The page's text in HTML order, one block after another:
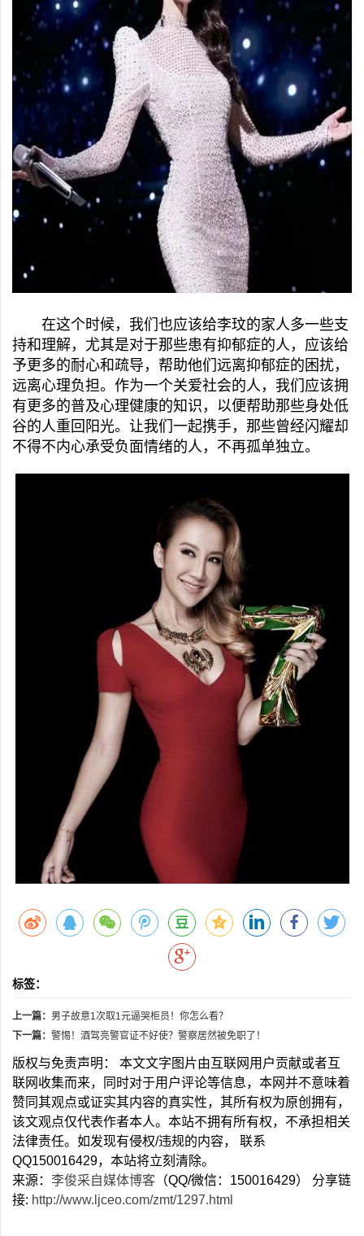
在这个时候，我们也应该给李玟的家人多一些支
持和理解，尤其是对于那些患有抑郁症的人，应该给
予更多的耐心和疏导，帮助他们远离抑郁症的困扰，
远离心理负担。作为一个关爱社会的人，我们应该拥
有更多的普及心理健康的知识，以便帮助那些身处低
谷的人重回阳光。让我们一起携手，那些曾经闪耀却
不得不内心承受负面情绪的人，不再孤单独立。
标签：
上一篇： 男子故意1次取1元逼哭柜员！你怎么看？
下一篇： 警惕！酒驾亮警官证不好使？警察居然被免职了！
版权与免责声明： 本文文字图片由互联网用户贡献或者互
联网收集而来，同时对于用户评论等信息，本网并不意味着
赞同其观点或证实其内容的真实性，其所有权为原创拥有，
该文观点仅代表作者本人。本站不拥有所有权，不承担相关
法律责任。如发现有侵权/违规的内容， 联系
QQ150016429，本站将立刻清除。
来源： 李俊采自媒体博客 （QQ/微信：150016429） 分享链
接: http://www.ljceo.com/zmt/1297.html